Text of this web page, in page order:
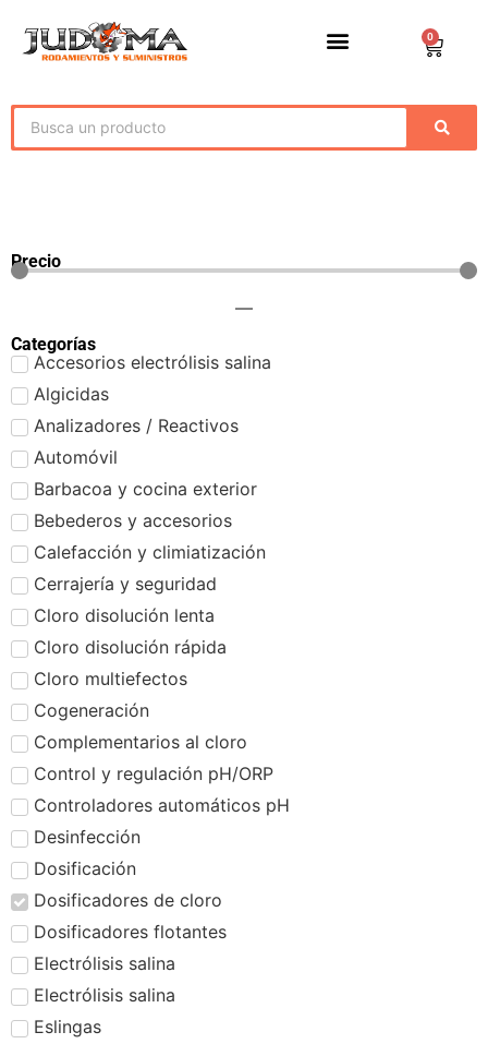
0
Precio
—
Categorías
Accesorios electrólisis salina
Algicidas
Analizadores / Reactivos
Automóvil
Barbacoa y cocina exterior
Bebederos y accesorios
Calefacción y climiatización
Cerrajería y seguridad
Cloro disolución lenta
Cloro disolución rápida
Cloro multiefectos
Cogeneración
Complementarios al cloro
Control y regulación pH/ORP
Controladores automáticos pH
Desinfección
Dosificación
Dosificadores de cloro
Dosificadores flotantes
Electrólisis salina
Electrólisis salina
Eslingas